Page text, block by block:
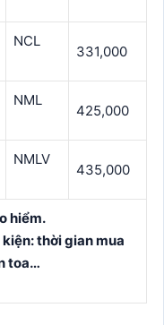
NCL
331,000
NML
425,000
NMLV
435,000
hiểm.
thời gian mua
toa…